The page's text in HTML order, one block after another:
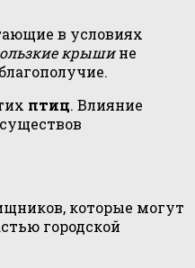
в условиях
крышине
птиц. Влияние
которые могут
городской